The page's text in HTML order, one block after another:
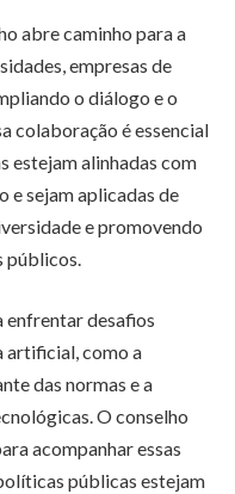
abre caminho para a
empresas de
o diálogo e o
colaboração é essencial
estejam alinhadas com
e sejam aplicadas de
e promovendo
públicos.
enfrentar desafios
artificial, como a
das normas e a
O conselho
acompanhar essas
públicas estejam